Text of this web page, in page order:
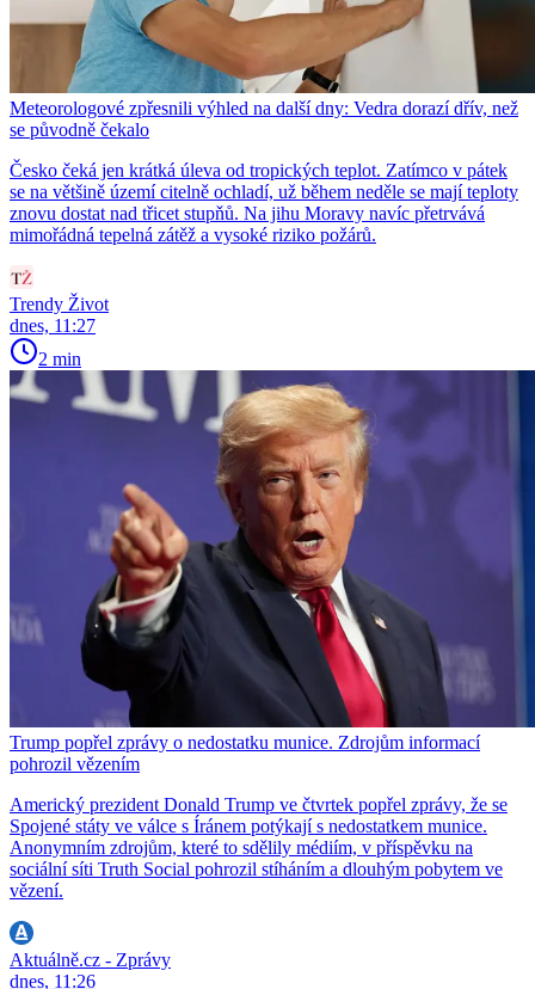
Meteorologové zpřesnili výhled na další dny: Vedra dorazí dřív, než
se původně čekalo
Česko čeká jen krátká úleva od tropických teplot. Zatímco v pátek
se na většině území citelně ochladí, už během neděle se mají teploty
znovu dostat nad třicet stupňů. Na jihu Moravy navíc přetrvává
mimořádná tepelná zátěž a vysoké riziko požárů.
Trendy Život
dnes, 11:27
2 min
Trump popřel zprávy o nedostatku munice. Zdrojům informací
pohrozil vězením
Americký prezident Donald Trump ve čtvrtek popřel zprávy, že se
Spojené státy ve válce s Íránem potýkají s nedostatkem munice.
Anonymním zdrojům, které to sdělily médiím, v příspěvku na
sociální síti Truth Social pohrozil stíháním a dlouhým pobytem ve
vězení.
Aktuálně.cz - Zprávy
dnes, 11:26